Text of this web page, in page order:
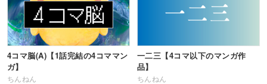
4コマ脳(A)【1話完結の4コママン
ガ】
ちんねん
一二三【4コマ以下のマンガ作
品】
ちんねん